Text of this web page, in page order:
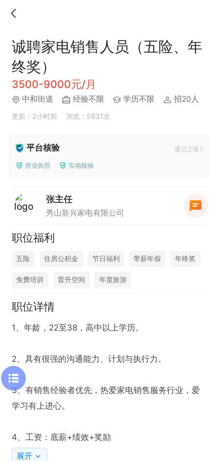
诚聘家电销售人员（五险、年
终奖）
3500-9000元/月
中和街道 经验不限 学历不限 招20人
更新：2小时前 浏览：5931次
平台核验 通过2项
营业执照 实地核验
张主任
秀山新兴家电有限公司
职位福利
五险 住房公积金 节日福利 带薪年假 年终奖
免费培训 晋升空间 年度旅游
职位详情
1、年龄，22至38，高中以上学历。
2、具有很强的沟通能力、计划与执行力。
3、有销售经验者优先，热爱家电销售服务行业，爱
学习有上进心。
4、工资：底薪+绩效+奖励
展开